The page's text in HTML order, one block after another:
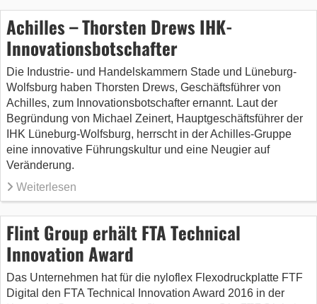
Achilles – Thorsten Drews IHK-
Innovationsbotschafter
Die Industrie- und Handelskammern Stade und Lüneburg-
Wolfsburg haben Thorsten Drews, Geschäftsführer von
Achilles, zum Innovationsbotschafter ernannt. Laut der
Begründung von Michael Zeinert, Hauptgeschäftsführer der
IHK Lüneburg-Wolfsburg, herrscht in der Achilles-Gruppe
eine innovative Führungskultur und eine Neugier auf
Veränderung.
Weiterlesen
Flint Group erhält FTA Technical
Innovation Award
Das Unternehmen hat für die nyloflex Flexodruckplatte FTF
Digital den FTA Technical Innovation Award 2016 in der